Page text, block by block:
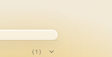
(1)